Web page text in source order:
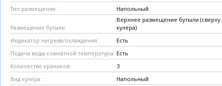
Тип размещения: Напольный
Размещение бутыли:
Верхнее размещение бутыли (сверху
кулера)
Индикатор нагрева/охлаждения: Есть
Подача воды комнатной температуры: Есть
Количество краников: 3
Вид кулера: Напольный